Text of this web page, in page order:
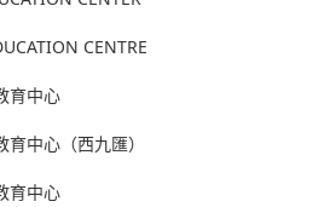
CENTRE
育中心
中心（西九匯）
育中心